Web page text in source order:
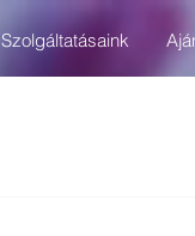
Szolgáltatásaink